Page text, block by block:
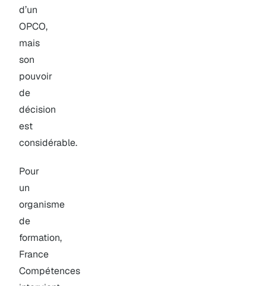
d’un
OPCO,
mais
son
pouvoir
de
décision
est
considérable.
Pour
un
organisme
de
formation,
France
Compétences